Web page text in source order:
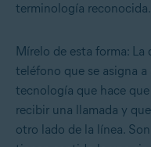
terminología reconocida.
Mírelo de esta forma:
teléfono que se asigna
tecnología que hace
recibir una llamada y
otro lado de la línea.